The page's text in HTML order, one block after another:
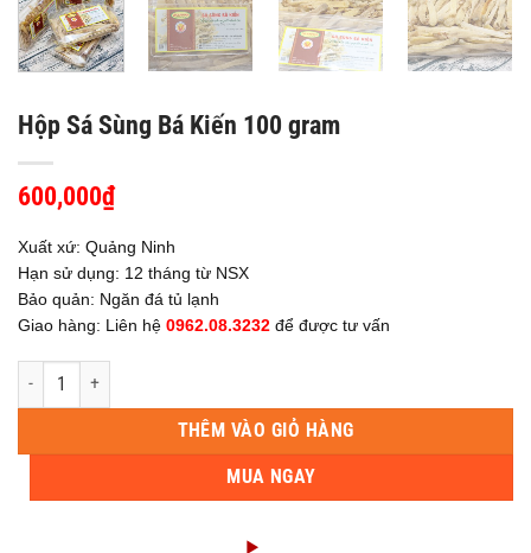
Hộp Sá Sùng Bá Kiến 100 gram
600,000₫
Xuất xứ: Quảng Ninh
Hạn sử dụng: 12 tháng từ NSX
Bảo quản: Ngăn đá tủ lạnh
Giao hàng: Liên hệ 0962.08.3232 để được tư vấn
Hộp Sá Sùng Bá Kiến 100 gram số lượng
THÊM VÀO GIỎ HÀNG
MUA NGAY